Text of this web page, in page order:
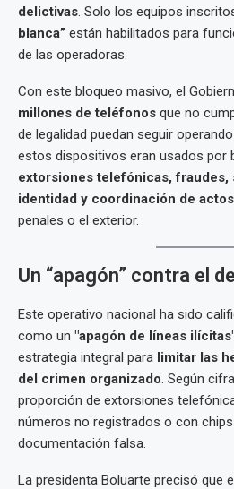
delictivas. Solo los equipos
blanca” están habilitados para
de las operadoras.
Con este bloqueo masivo, el
millones de teléfonos que no
de legalidad puedan seguir
estos dispositivos eran usados por
extorsiones telefónicas, fraudes,
identidad y coordinación de
penales o el exterior.
Un “apagón” contra el
Este operativo nacional ha sido
como un "apagón de líneas
estrategia integral para limitar las
del crimen organizado. Según
proporción de extorsiones
números no registrados o con
documentación falsa.
La presidenta Boluarte precisó que